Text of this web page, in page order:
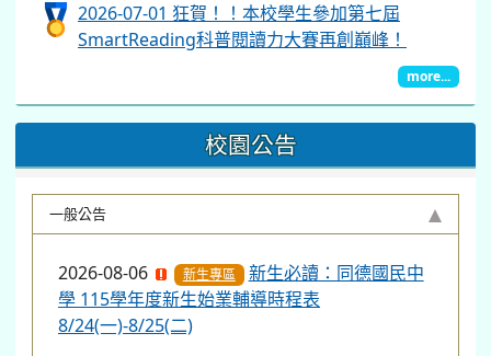
2026-07-01 狂賀！！本校學生參加第七屆
SmartReading科普閱讀力大賽再創巔峰！
more...
校園公告
一般公告
2026-08-06 新生專區
新生必讀：同德國民中
學 115學年度新生始業輔導時程表
8/24(一)-8/25(二)